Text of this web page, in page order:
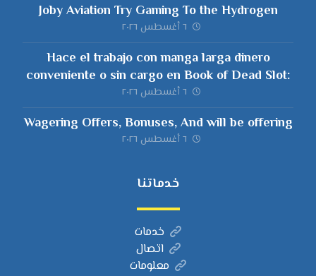
Joby Aviation Try Gaming To the Hydrogen
٦ أغسطس ٢٠٢٦
Hace el trabajo con manga larga dinero
conveniente o sin cargo en Book of Dead Slot:
powbet aplicación algún slot gran
٦ أغسطس ٢٠٢٦
Wagering Offers, Bonuses, And will be offering
٦ أغسطس ٢٠٢٦
خدماتنا
خدمات
اتصال
معلومات